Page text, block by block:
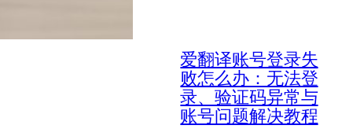
爱翻译账号登录失
败怎么办：无法登
录、验证码异常与
账号问题解决教程